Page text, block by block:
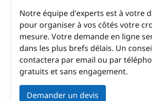
Notre équipe d'experts est à votre
pour organiser à vos côtés votre
mesure. Votre demande en ligne
dans les plus brefs délais. Un
contactera par email ou par
gratuits et sans engagement.
Demander un devis